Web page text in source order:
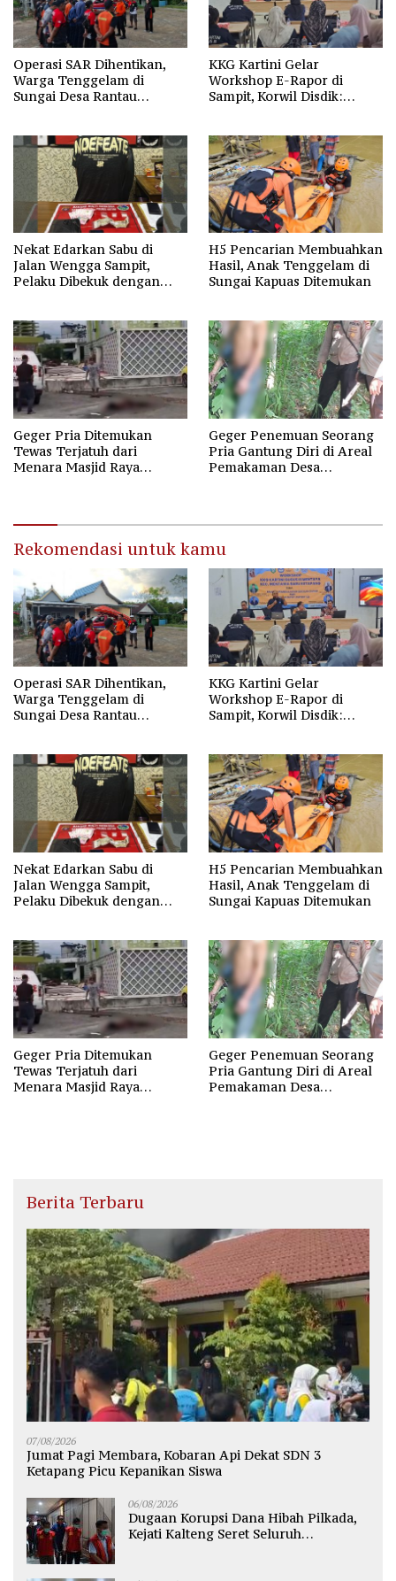
Operasi SAR Dihentikan,
Warga Tenggelam di
Sungai Desa Rantau
KKG Kartini Gelar
Workshop E-Rapor di
Sampit, Korwil Disdik:
Nekat Edarkan Sabu di
Jalan Wengga Sampit,
Pelaku Dibekuk dengan
H5 Pencarian Membuahkan
Hasil, Anak Tenggelam di
Sungai Kapuas Ditemukan
Geger Pria Ditemukan
Tewas Terjatuh dari
Menara Masjid Raya
Geger Penemuan Seorang
Pria Gantung Diri di Areal
Pemakaman Desa
Rekomendasi untuk kamu
Operasi SAR Dihentikan,
Warga Tenggelam di
Sungai Desa Rantau
KKG Kartini Gelar
Workshop E-Rapor di
Sampit, Korwil Disdik:
Nekat Edarkan Sabu di
Jalan Wengga Sampit,
Pelaku Dibekuk dengan
H5 Pencarian Membuahkan
Hasil, Anak Tenggelam di
Sungai Kapuas Ditemukan
Geger Pria Ditemukan
Tewas Terjatuh dari
Menara Masjid Raya
Geger Penemuan Seorang
Pria Gantung Diri di Areal
Pemakaman Desa
Berita Terbaru
07/08/2026
Jumat Pagi Membara, Kobaran Api Dekat SDN 3
Ketapang Picu Kepanikan Siswa
06/08/2026
Dugaan Korupsi Dana Hibah Pilkada,
Kejati Kalteng Seret Seluruh